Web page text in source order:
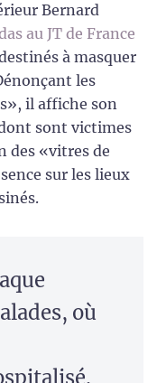
Bernard
au JT de France
à masquer
les
il affiche son
sont victimes
des «vitres de
sur les lieux
où